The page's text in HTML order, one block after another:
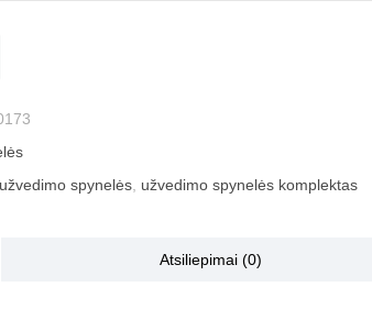
užvedimo spynelės užvedimo spynelės komplektas
Atsiliepimai (0)